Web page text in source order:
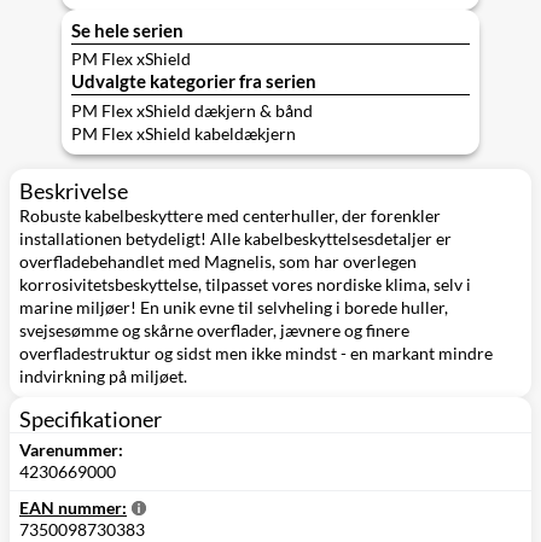
Se hele serien
PM Flex xShield
Udvalgte kategorier fra serien
PM Flex xShield dækjern & bånd
PM Flex xShield kabeldækjern
Beskrivelse
Robuste kabelbeskyttere med centerhuller, der forenkler
installationen betydeligt! Alle kabelbeskyttelsesdetaljer er
overfladebehandlet med Magnelis, som har overlegen
korrosivitetsbeskyttelse, tilpasset vores nordiske klima, selv i
marine miljøer! En unik evne til selvheling i borede huller,
svejsesømme og skårne overflader, jævnere og finere
overfladestruktur og sidst men ikke mindst - en markant mindre
indvirkning på miljøet.
Specifikationer
Varenummer:
4230669000
EAN nummer:
7350098730383